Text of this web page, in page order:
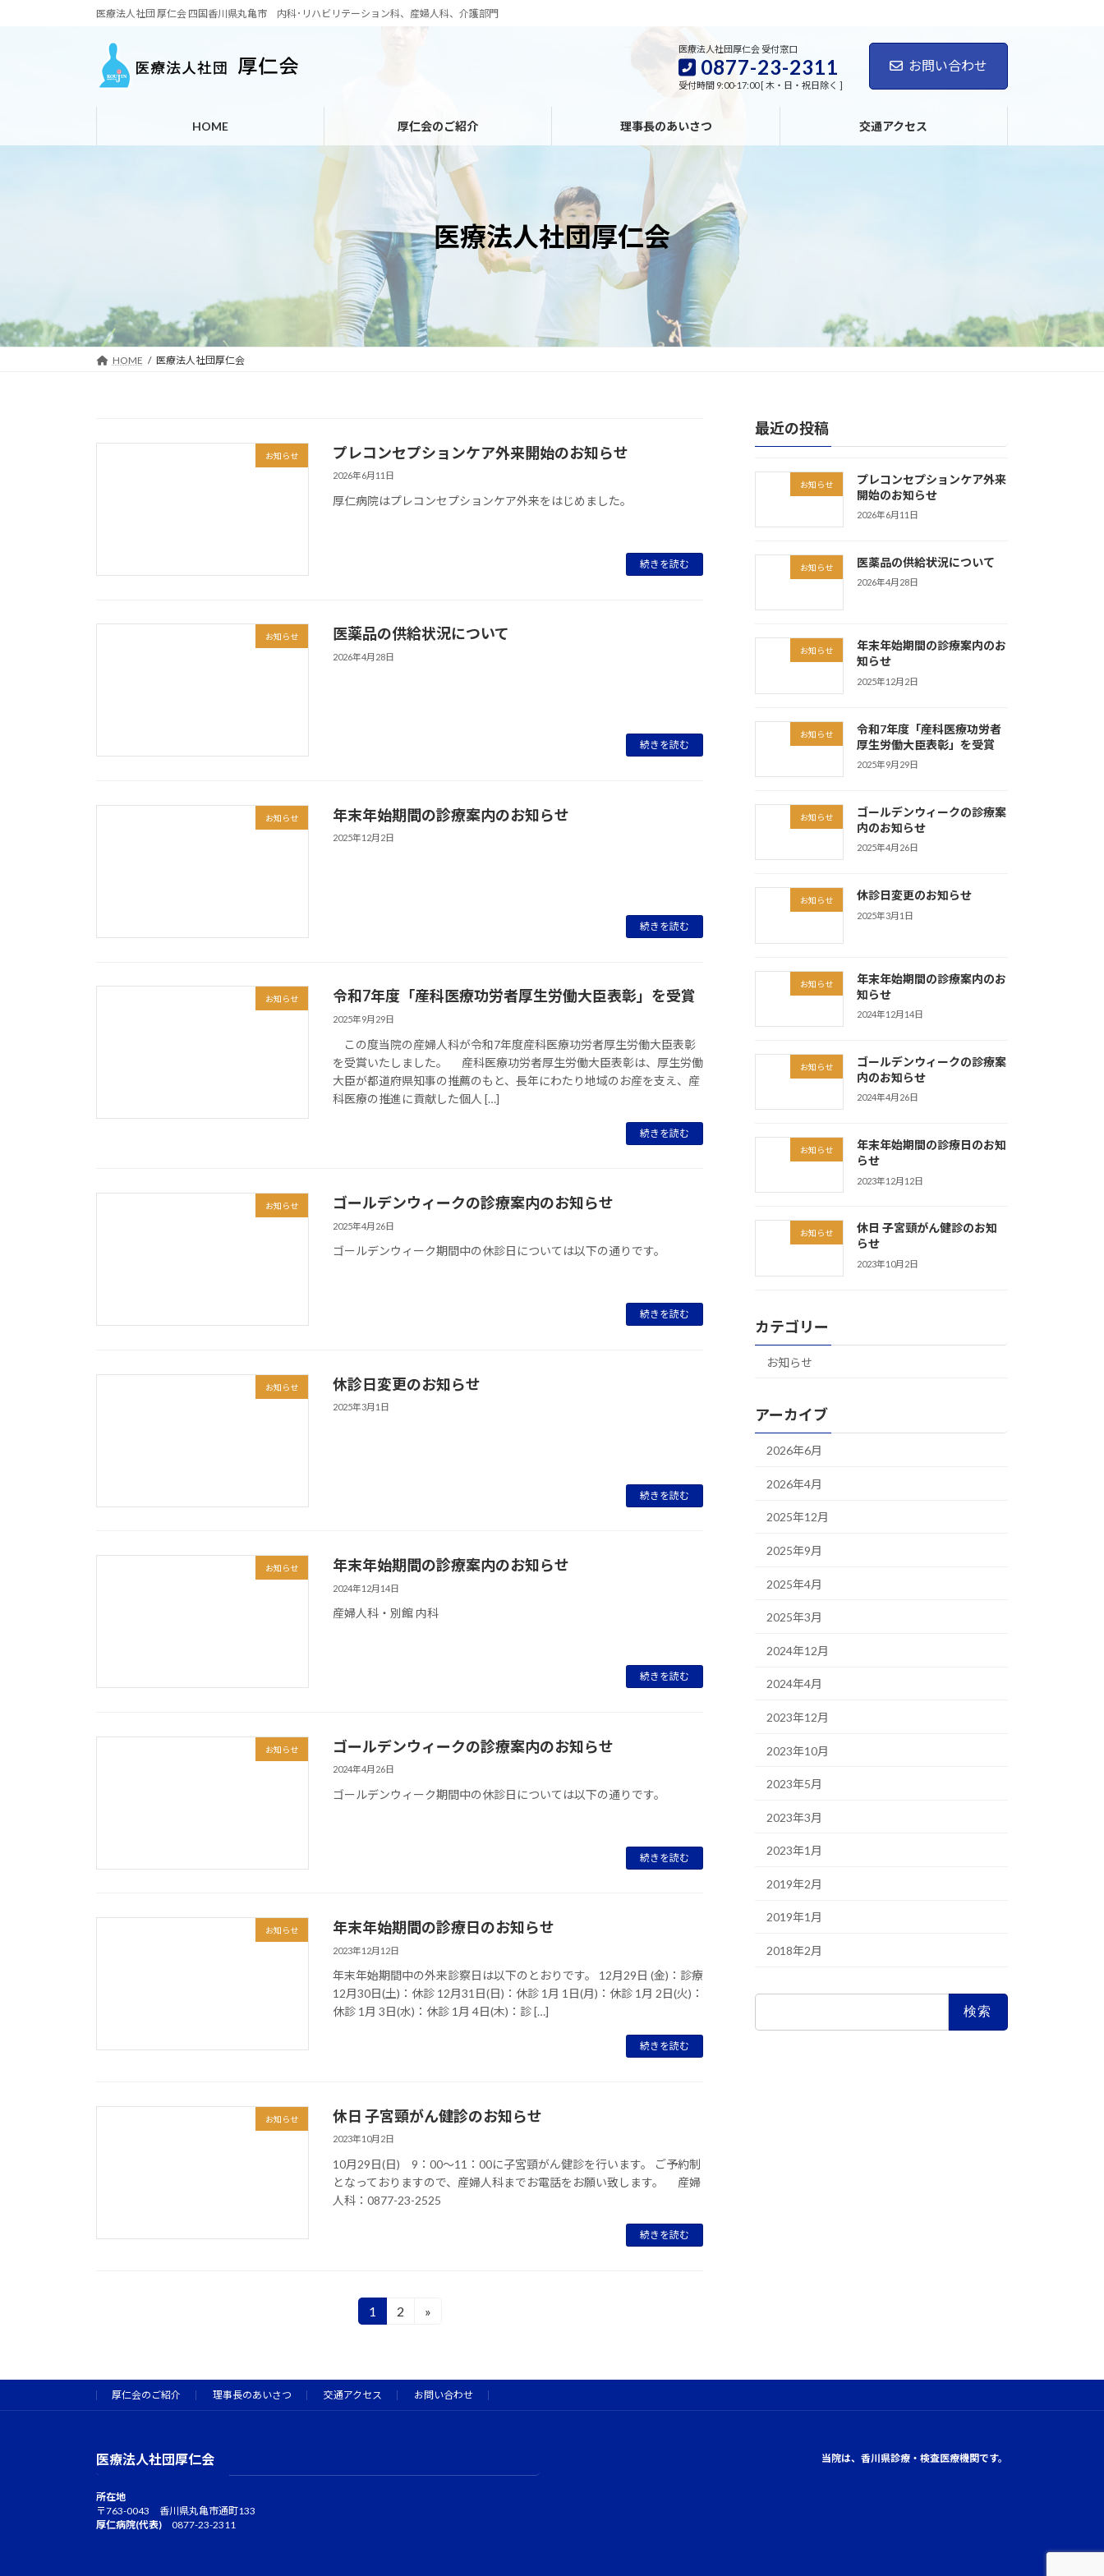
キ
に
医療法人社団 厚仁会 四国香川県丸亀市 内科･リハビリテーション科、産婦人科、介護部門
医療法人社団厚仁会 受付窓口
0877-23-2311
受付時間 9:00-17:00 [ 木・日・祝日除く ]
お問い合わせ
HOME 厚仁会のご紹介 理事長のあいさつ 交通アクセス
医療法人社団厚仁会
HOME 医療法人社団厚仁会
お知らせ プレコンセプションケア外来開始のお知らせ
2026年6月11日
厚仁病院はプレコンセプションケア外来をはじめました。
続きを読む
お知らせ 医薬品の供給状況について
2026年4月28日
続きを読む
お知らせ 年末年始期間の診療案内のお知らせ
2025年12月2日
続きを読む
お知らせ 令和7年度「産科医療功労者厚生労働大臣表彰」を受賞
2025年9月29日
この度当院の産婦人科が令和7年度産科医療功労者厚生労働大臣表彰
を受賞いたしました。 産科医療功労者厚生労働大臣表彰は、厚生労働
大臣が都道府県知事の推薦のもと、長年にわたり地域のお産を支え、産
科医療の推進に貢献した個人 […]
続きを読む
お知らせ ゴールデンウィークの診療案内のお知らせ
2025年4月26日
ゴールデンウィーク期間中の休診日については以下の通りです。
続きを読む
お知らせ 休診日変更のお知らせ
2025年3月1日
続きを読む
お知らせ 年末年始期間の診療案内のお知らせ
2024年12月14日
産婦人科・別館 内科
続きを読む
お知らせ ゴールデンウィークの診療案内のお知らせ
2024年4月26日
ゴールデンウィーク期間中の休診日については以下の通りです。
続きを読む
お知らせ 年末年始期間の診療日のお知らせ
2023年12月12日
年末年始期間中の外来診察日は以下のとおりです。 12月29日 (金)：診療
12月30日(土)：休診 12月31日(日)：休診 1月 1日(月)：休診 1月 2日(火)：
休診 1月 3日(水)：休診 1月 4日(木)：診 […]
続きを読む
お知らせ 休日 子宮頸がん健診のお知らせ
2023年10月2日
10月29日(日) 9：00～11：00に子宮頸がん健診を行います。 ご予約制
となっておりますので、産婦人科までお電話をお願い致します。 産婦
人科：0877-23-2525
続きを読む
ナ
ビ
ー
シ
ョ
固
ジ
1
固
ジ
2 »
最近の投稿
お知らせ
プレコンセプションケア外来
開始のお知らせ
2026年6月11日
お知らせ 医薬品の供給状況について
2026年4月28日
お知らせ
年末年始期間の診療案内のお
知らせ
2025年12月2日
お知らせ
令和7年度「産科医療功労者
厚生労働大臣表彰」を受賞
2025年9月29日
お知らせ
ゴールデンウィークの診療案
内のお知らせ
2025年4月26日
お知らせ 休診日変更のお知らせ
2025年3月1日
お知らせ
年末年始期間の診療案内のお
知らせ
2024年12月14日
お知らせ
ゴールデンウィークの診療案
内のお知らせ
2024年4月26日
お知らせ
年末年始期間の診療日のお知
らせ
2023年12月12日
お知らせ
休日 子宮頸がん健診のお知
らせ
2023年10月2日
カテゴリー
お知らせ
アーカイブ
2026年6月
2026年4月
2025年12月
2025年9月
2025年4月
2025年3月
2024年12月
2024年4月
2023年12月
2023年10月
2023年5月
2023年3月
2023年1月
2019年2月
2019年1月
2018年2月
厚仁会のご紹介 理事長のあいさつ 交通アクセス お問い合わせ
医療法人社団厚仁会
所在地
〒763-0043 香川県丸亀市通町133
厚仁病院(代表) 0877-23-2311
当院は、香川県診療・検査医療機関です。